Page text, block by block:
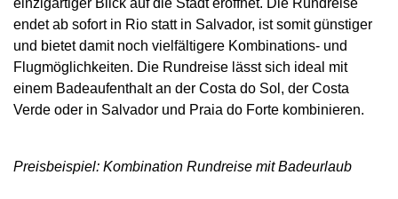
einzigartiger Blick auf die Stadt eröffnet. Die Rundreise
endet ab sofort in Rio statt in Salvador, ist somit günstiger
und bietet damit noch vielfältigere Kombinations- und
Flugmöglichkeiten. Die Rundreise lässt sich ideal mit
einem Badeaufenthalt an der Costa do Sol, der Costa
Verde oder in Salvador und Praia do Forte kombinieren.
Preisbeispiel: Kombination Rundreise mit Badeurlaub